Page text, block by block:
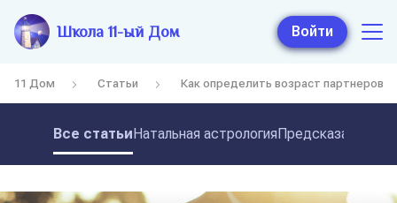
Школа 11-ый Дом Войти
11 Дом Статьи Как определить возраст партнеров
Все статьиНатальная астрология